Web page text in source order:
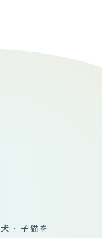
健康問
時すでに遅
で今度こそは
高いマンショ
に響いてるん
入らないこと
ころ、家の近
気なしに覗き
かに先代のチ
・子猫を